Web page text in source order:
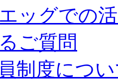
ッグでの
ご質問
制度につ